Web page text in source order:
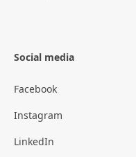
Social media
Facebook
Instagram
LinkedIn